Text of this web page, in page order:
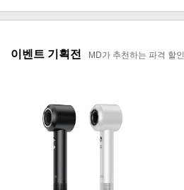
이벤트 기획전 MD가 추천하는 파격 할인